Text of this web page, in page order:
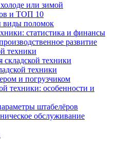
или зимой
и ТОП 10
виды поломок
статистика и финансы
развитие
техники
складской техники
техники
и погрузчиком
техники: особенности и
штабелёров
обслуживание